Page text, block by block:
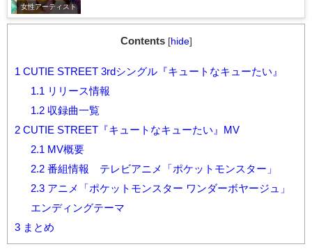
女性アーティスト
Contents [hide]
1 CUTIE STREET 3rdシングル『キュートなキューたい』
1.1 リリース情報
1.2収録曲一覧
2 CUTIE STREET『キュートなキューたい』MV
2.1 MV概要
2.2番組情報 テレビアニメ「ポケットモンスター」
2.3アニメ「ポケットモンスター ワンダーボヤージュ」
エンディングテーマ
3 まとめ